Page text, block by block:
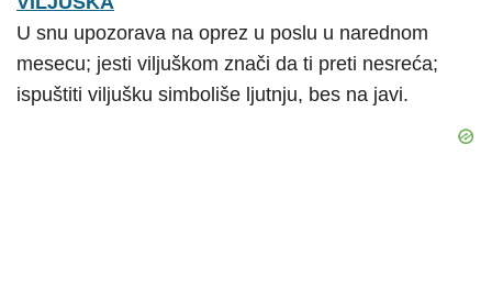
U snu upozorava na oprez u poslu u narednom
mesecu; jesti viljuškom znači da ti preti nesreća;
ispuštiti viljušku simboliše ljutnju, bes na javi.